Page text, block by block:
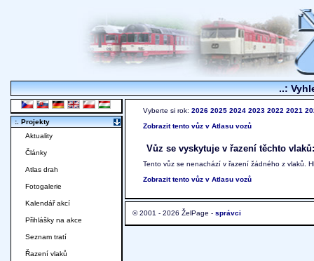
..:
Vyberte si rok: 2026 2025 2024 2023 2022 2021
Zobrazit tento vůz v Atlasu vozů
Vůz se vyskytuje v řazení těchto vlaků:
Tento vůz se nenachází v řazení žádného z vlaků.
Zobrazit tento vůz v Atlasu vozů
© 2001 - 2026 ŽelPage - správci
:. Projekty
Aktuality
Články
Atlas drah
Fotogalerie
Kalendář akcí
Přihlášky na akce
Seznam tratí
Řazení vlaků